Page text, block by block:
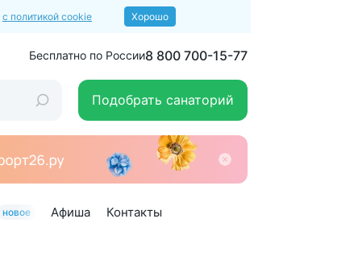
с политикой cookie Хорошо
Бесплатно по России8 800 700-15-77
Подобрать санаторий
новое Афиша Контакты